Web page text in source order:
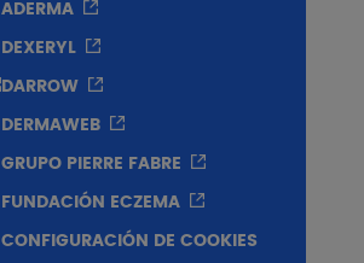
ADERMA
DEXERYL
DARROW
DERMAWEB
GRUPO PIERRE FABRE
FUNDACIÓN ECZEMA
CONFIGURACIÓN DE COOKIES